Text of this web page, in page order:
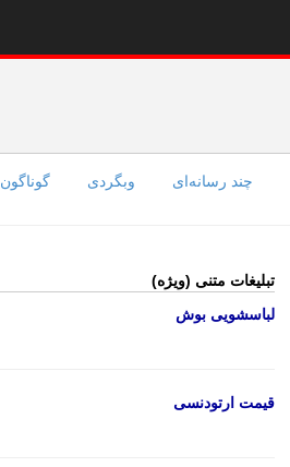
چند رسانه‌ای وبگردی گوناگون
تبلیغات متنی (ویژه)
لباسشویی بوش
قیمت ارتودنسی